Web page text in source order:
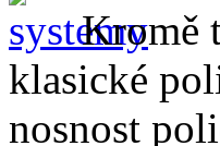
Kromě
klasické
nosnost